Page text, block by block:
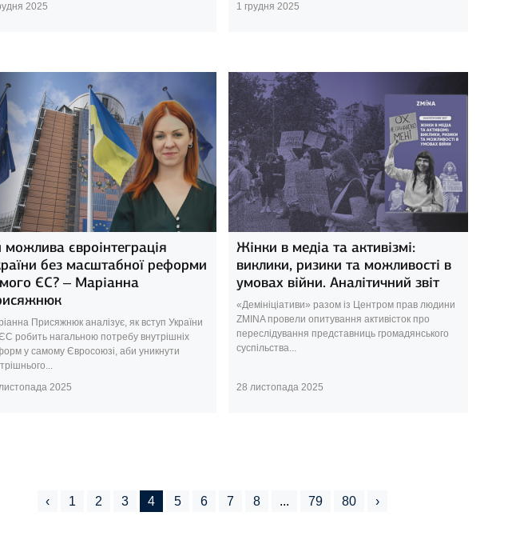
2025
1 грудня 2025
можлива євроінтеграція
без масштабної реформи
ЄС? – Маріанна
Присяжнюк аналізує, як вступ України
робить нагальною потребу внутрішніх
у самому Євросоюзі, аби уникнути
2025
Жінки в медіа та активізмі:
виклики, ризики та можливості в
умовах війни. Аналітичний звіт
«Демініціативи» разом із Центром прав людини
ZMINA провели опитування активісток про
переслідування представниць громадянського
суспільства...
28 листопада 2025
‹ 1 2 3 4 5 6 7 8 ... 79 80 ›